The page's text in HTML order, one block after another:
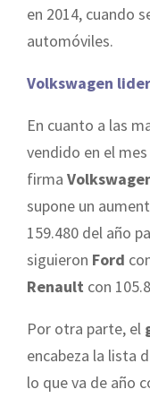
en 2014, cuando
automóviles.
Volkswagen
En cuanto a las
vendido en el
firma
supone un
159.480 del año
siguieron Ford
Renault con
Por otra parte, el
encabeza la lista
lo que va de año